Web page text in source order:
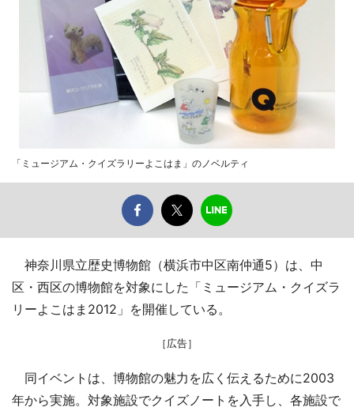
「ミュージアム・クイズラリーよこはま」のノベルティ
神奈川県立歴史博物館（横浜市中区南仲通5）は、中
区・西区の博物館を対象にした「ミュージアム・クイズラ
リーよこはま2012」を開催している。
［広告］
同イベントは、博物館の魅力を広く伝えるために2003
年から実施。対象施設でクイズノートを入手し、各施設で